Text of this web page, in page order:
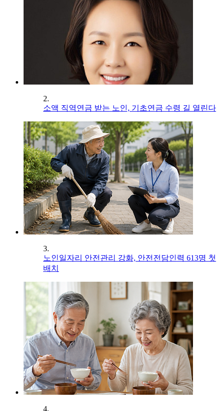
2.
소액 직역연금 받는 노인, 기초연금 수령 길 열린다
3.
노인일자리 안전관리 강화, 안전전담인력 613명 첫
배치
4.